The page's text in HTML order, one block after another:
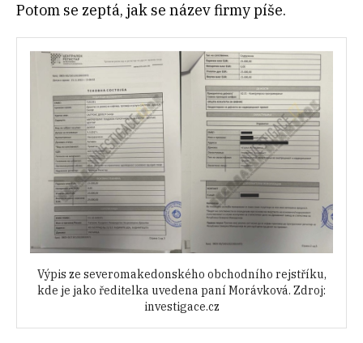
Potom se zeptá, jak se název firmy píše.
Výpis ze severomakedonského obchodního rejstříku,
kde je jako ředitelka uvedena paní Morávková. Zdroj:
investigace.cz